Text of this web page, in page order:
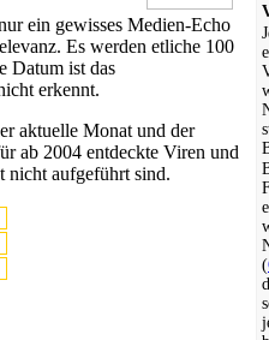
ein gewisses Medien-Echo
Es werden etliche 100
Datum ist das
erkennt.
aktuelle Monat und der
ab 2004 entdeckte Viren und
nicht aufgeführt sind.
(